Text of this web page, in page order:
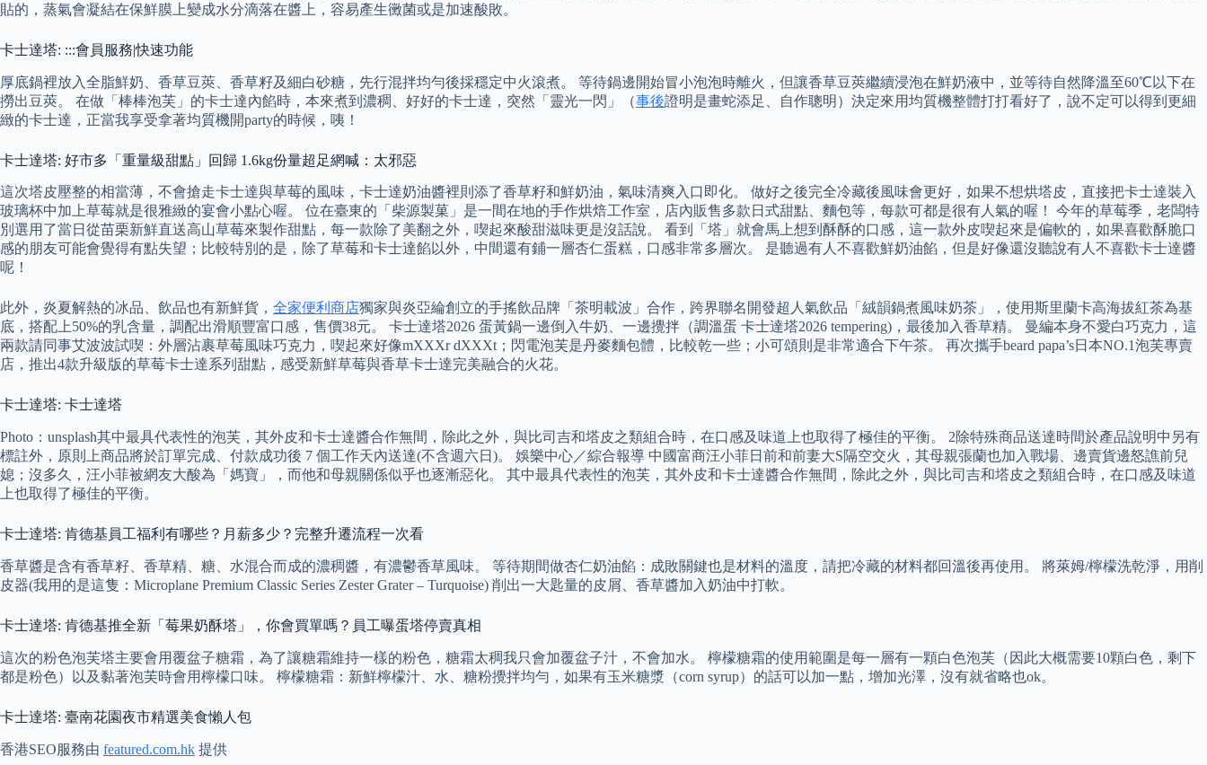
貼的，蒸氣會凝結在保鮮膜上變成水分滴落在醬上，容易產生黴菌或是加速酸敗。
卡士達塔: :::會員服務|快速功能
厚底鍋裡放入全脂鮮奶、香草豆莢、香草籽及細白砂糖，先行混拌均勻後採穩定中火滾煮。 等待鍋邊開始冒小泡泡時離火，但讓香草豆莢繼續浸泡在鮮奶液中，並等待自然降溫至60℃以下在
撈出豆莢。 在做「棒棒泡芙」的卡士達內餡時，本來煮到濃稠、好好的卡士達，突然「靈光一閃」（事後證明是畫蛇添足、自作聰明）決定來用均質機整體打打看好了，說不定可以得到更細
緻的卡士達，正當我享受拿著均質機開party的時候，咦！
卡士達塔: 好市多「重量級甜點」回歸 1.6kg份量超足網喊：太邪惡
這次塔皮壓整的相當薄，不會搶走卡士達與草莓的風味，卡士達奶油醬裡則添了香草籽和鮮奶油，氣味清爽入口即化。 做好之後完全冷藏後風味會更好，如果不想烘塔皮，直接把卡士達裝入
玻璃杯中加上草莓就是很雅緻的宴會小點心喔。 位在臺東的「柴源製菓」是一間在地的手作烘焙工作室，店內販售多款日式甜點、麵包等，每款可都是很有人氣的喔！ 今年的草莓季，老闆特
別選用了當日從苗栗新鮮直送高山草莓來製作甜點，每一款除了美翻之外，喫起來酸甜滋味更是沒話說。 看到「塔」就會馬上想到酥酥的口感，這一款外皮喫起來是偏軟的，如果喜歡酥脆口
感的朋友可能會覺得有點失望；比較特別的是，除了草莓和卡士達餡以外，中間還有鋪一層杏仁蛋糕，口感非常多層次。 是聽過有人不喜歡鮮奶油餡，但是好像還沒聽說有人不喜歡卡士達醬
呢！
此外，炎夏解熱的冰品、飲品也有新鮮貨， 全家便利商店獨家與炎亞綸創立的手搖飲品牌「茶明載波」合作，跨界聯名開發超人氣飲品「絨韻鍋煮風味奶茶」，使用斯里蘭卡高海拔紅茶為基
底，搭配上50%的乳含量，調配出滑順豐富口感，售價38元。 卡士達塔2026 蛋黃鍋一邊倒入牛奶、一邊攪拌（調溫蛋 卡士達塔2026 tempering)，最後加入香草精。 曼編本身不愛白巧克力，這
兩款請同事艾波波試喫：外層沾裹草莓風味巧克力，喫起來好像mXXXr dXXXt；閃電泡芙是丹麥麵包體，比較乾一些；小可頌則是非常適合下午茶。 再次攜手beard papa’s日本NO.1泡芙專賣
店，推出4款升級版的草莓卡士達系列甜點，感受新鮮草莓與香草卡士達完美融合的火花。
卡士達塔: 卡士達塔
Photo：unsplash其中最具代表性的泡芙，其外皮和卡士達醬合作無間，除此之外，與比司吉和塔皮之類組合時，在口感及味道上也取得了極佳的平衡。 2除特殊商品送達時間於產品說明中另有
標註外，原則上商品將於訂單完成、付款成功後 7 個工作天內送達(不含週六日)。 娛樂中心／綜合報導 中國富商汪小菲日前和前妻大S隔空交火，其母親張蘭也加入戰場、邊賣貨邊怒譙前兒
媳；沒多久，汪小菲被網友大酸為「媽寶」，而他和母親關係似乎也逐漸惡化。 其中最具代表性的泡芙，其外皮和卡士達醬合作無間，除此之外，與比司吉和塔皮之類組合時，在口感及味道
上也取得了極佳的平衡。
卡士達塔: 肯德基員工福利有哪些？月薪多少？完整升遷流程一次看
香草醬是含有香草籽、香草精、糖、水混合而成的濃稠醬，有濃鬱香草風味。 等待期間做杏仁奶油餡：成敗關鍵也是材料的溫度，請把冷藏的材料都回溫後再使用。 將萊姆/檸檬洗乾淨，用削
皮器(我用的是這隻：Microplane Premium Classic Series Zester Grater – Turquoise) 削出一大匙量的皮屑、香草醬加入奶油中打軟。
卡士達塔: 肯德基推全新「莓果奶酥塔」，你會買單嗎？員工曝蛋塔停賣真相
這次的粉色泡芙塔主要會用覆盆子糖霜，為了讓糖霜維持一樣的粉色，糖霜太稠我只會加覆盆子汁，不會加水。 檸檬糖霜的使用範圍是每一層有一顆白色泡芙（因此大概需要10顆白色，剩下
都是粉色）以及黏著泡芙時會用檸檬口味。 檸檬糖霜：新鮮檸檬汁、水、糖粉攪拌均勻，如果有玉米糖漿（corn syrup）的話可以加一點，增加光澤，沒有就省略也ok。
卡士達塔: 臺南花園夜市精選美食懶人包
香港SEO服務由 featured.com.hk 提供